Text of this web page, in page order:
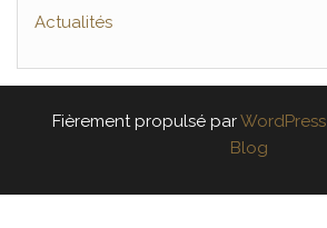
Actualités
Fièrement propulsé parWordPress
Blog